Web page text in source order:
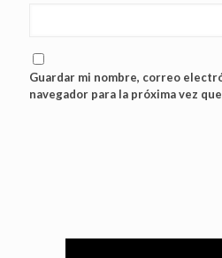
Guardar mi nombre, correo
navegador para la próxima vez